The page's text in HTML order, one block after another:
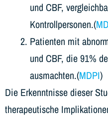
und CBF,
Kontrollpersonen.(
Patienten mit
und CBF, die 91%
ausmachten.(MDPI)
Die Erkenntnisse dieser
therapeutische